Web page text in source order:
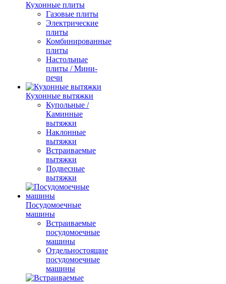
Кухонные плиты
Газовые плиты
Электрические
плиты
Комбинированные
плиты
Настольные
плиты / Мини-
печи
Кухонные вытяжки
Купольные /
Каминные
вытяжки
Наклонные
вытяжки
Встраиваемые
вытяжки
Подвесные
вытяжки
Посудомоечные
машины
Встраиваемые
посудомоечные
машины
Отдельностоящие
посудомоечные
машины